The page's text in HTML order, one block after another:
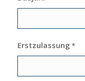
Erstzulassung *